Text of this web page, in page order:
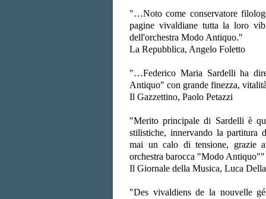
"…Noto come conservatore
pagine vivaldiane tutta la loro
dell'orchestra Modo Antiquo."
La Repubblica, Angelo Foletto
"…Federico Maria Sardelli ha
Antiquo" con grande finezza,
Il Gazzettino, Paolo Petazzi
"Merito principale di Sardelli è
stilistiche, innervando la partitura
mai un calo di tensione, grazie
orchestra barocca "Modo Antiquo""
Il Giornale della Musica, Luca
"Des vivaldiens de la nouvelle